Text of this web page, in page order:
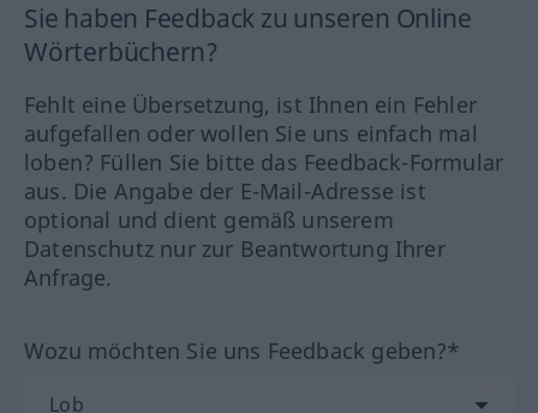
Sie haben Feedback zu unseren Online
Wörterbüchern?
Fehlt eine Übersetzung, ist Ihnen ein Fehler
aufgefallen oder wollen Sie uns einfach mal
loben? Füllen Sie bitte das Feedback-Formular
aus. Die Angabe der E-Mail-Adresse ist
optional und dient gemäß unserem
Datenschutz nur zur Beantwortung Ihrer
Anfrage.
Wozu möchten Sie uns Feedback geben?*